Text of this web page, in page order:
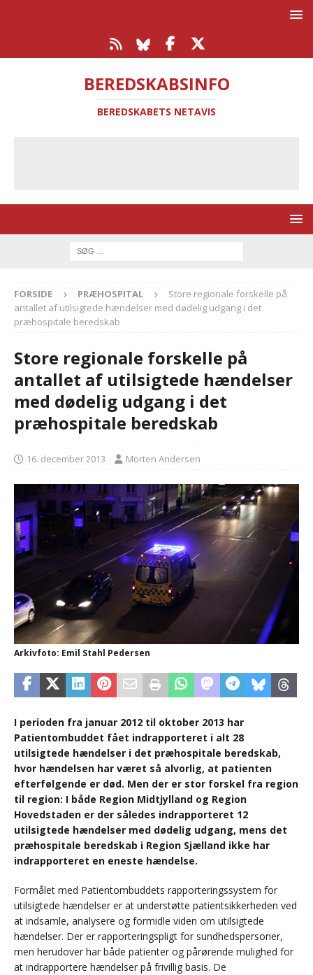
BEREDSKABSINFO
BEREDSKABETS NETAVIS
FORSIDE PRÆHOSPITAL
Store regionale forskelle på
antallet af utilsigtede hændelser med dødelig udgang i det
præhospitale beredskab
Store regionale forskelle på
antallet af utilsigtede hændelser
med dødelig udgang i det
præhospitale beredskab
16. december 2013 Morten Andersen
Arkivfoto: Emil Stahl Pedersen
I perioden fra januar 2012 til oktober 2013 har
Patientombuddet fået indrapporteret i alt 28
utilsigtede hændelser i det præhospitale beredskab,
hvor hændelsen har været så alvorlig, at patienten
efterfølgende er død. Men der er stor forskel fra region
til region: I både Region Midtjylland og Region
Hovedstaden er der således indrapporteret 12
utilsigtede hændelser med dødelig udgang, mens det
præhospitale beredskab i Region Sjælland ikke har
indrapporteret en eneste hændelse.
Formålet med Patientombuddets rapporteringssystem for
utilsigtede hændelser er at understøtte patientsikkerheden ved
at indsamle, analysere og formidle viden om utilsigtede
hændelser. Der er rapporteringspligt for sundhedspersoner,
men herudover har både patienter og pårørende mulighed for
at indrapportere hændelser på frivillig basis. De